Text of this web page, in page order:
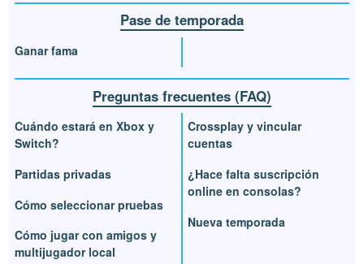
Pase de temporada
Ganar fama
Preguntas frecuentes (FAQ)
Cuándo estará en Xbox y
Switch?
Partidas privadas
Cómo seleccionar pruebas
Cómo jugar con amigos y
multijugador local
Crossplay y vincular
cuentas
¿Hace falta suscripción
online en consolas?
Nueva temporada